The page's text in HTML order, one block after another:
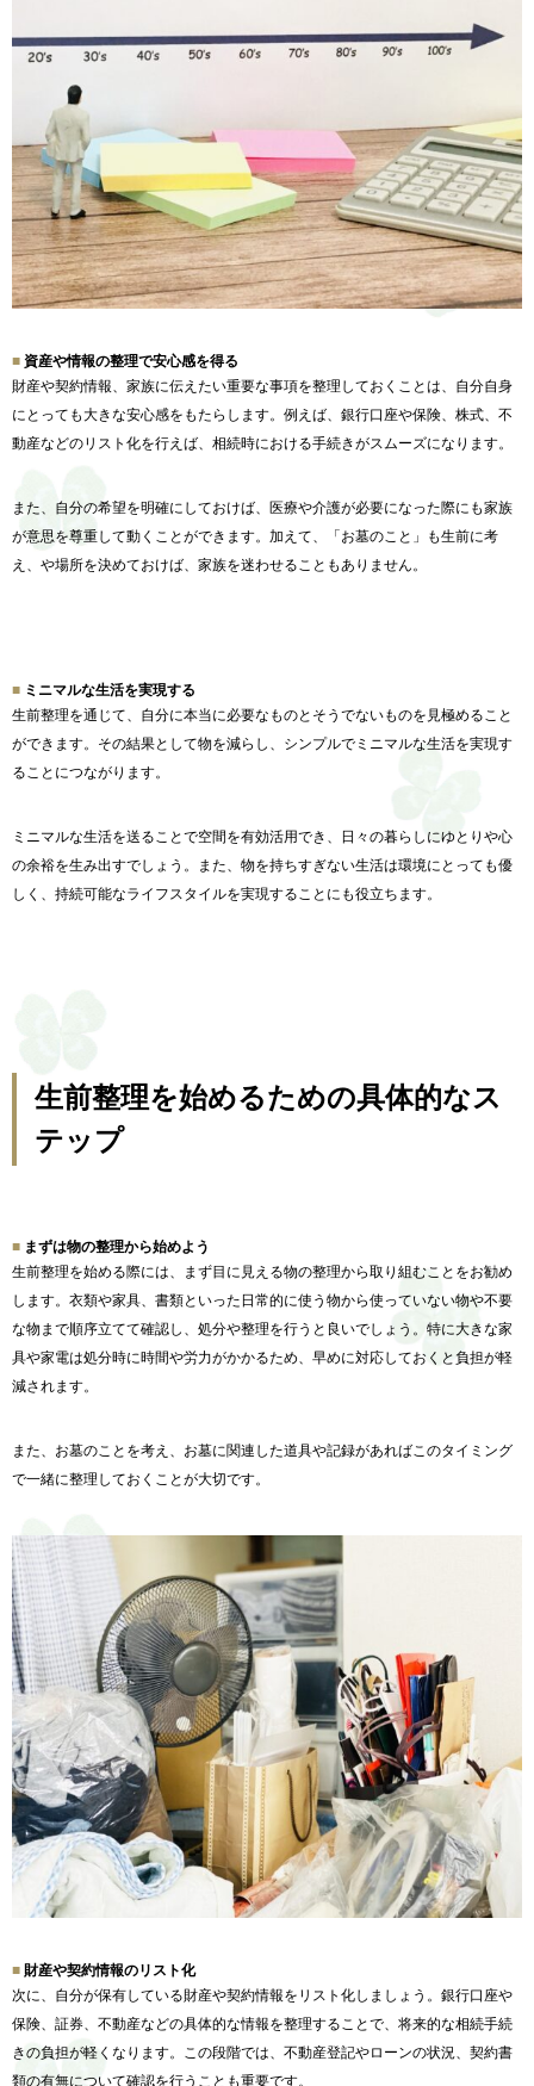
資産や情報の整理で安心感を得る
財産や契約情報、 家族に伝えたい重要な事項を整理しておくことは、 自分自身
にとっても大きな安心感をもたらします。例えば、 銀行口座や保険、株式、不
動産などのリスト化を行えば、 相続時における手続きがスムーズになります。
また、 自分の希望を明確にしておけば、 医療や介護が必要になった際にも家族
が意思を尊重して動くことができます。加えて、「お墓のこと」も生前に考
え、や場所を決めておけば、家族を迷わせることもありません。
ミニマルな生活を実現する
生前整理を通じて、 自分に本当に必要なものとそうでないものを見極めること
ができま す。その結果として物を減らし、 シンプルでミニマルな生活を実現す
ることにつながります。
ミニマルな生活を送ることで空間を有効活用でき、
日々の暮らしにゆとりや心
の余裕を生み出すでしょう。また、 物を持ちすぎない生活は環境にとっても優
しく、 持続可能なライフスタイルを実現することにも役立ちます。
生前整理を始めるための具体的なス
テップ
まずは物の整理から始めよう
生前整理を始める際には、
まず目に見える物の整理から取り組むことをお勧め
します。 衣類や家具、書類といった日常的に使う物から使っていない物や不要
な物まで順序立てて確認し、 処分や整理を行うと良いでしょう。特に大きな家
具や家電は処分時に時間や労力がかかるため、 早めに対応しておくと負担が軽
減されます。
また、 お墓のことを考え、 お墓に関連した道具や記録があればこのタイミング
で一緒に整理しておくことが大切です。
財産や契約情報のリスト化
次に、自分が保有している財産や契約情報をリスト化しましょう。 銀行口座や
保険、証券、 不動産などの具体的な情報を整理することで、 将来的な相続手続
きの負担が軽くなります。この段階では、 不動産登記やローンの状況、 契約書
類の有無について確認を行うことも重要です。